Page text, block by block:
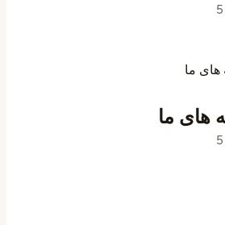
های ما